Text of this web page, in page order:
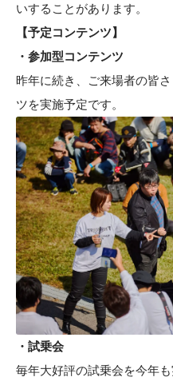
いすることがあります。
【予定コンテンツ】
・参加型コンテンツ
昨年に続き、ご来場者の皆
ツを実施予定です。
・試乗会
毎年大好評の試乗会を今年